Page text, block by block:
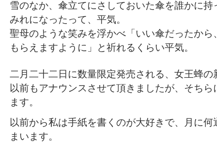
雪のなか、傘立てにさしておいた傘を誰かに
みれになったって、平気。
聖母のような笑みを浮かべ「いい傘だったから
もらえますように」と祈れるくらい平気。
二月二十二日に数量限定発売される、女王蜂の
以前もアナウンスさせて頂きましたが、そち
ます。
以前から私は手紙を書くのが大好きで、月に
まいます。